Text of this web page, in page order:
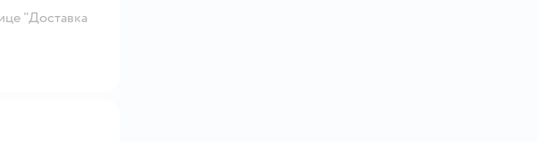
"Доставка